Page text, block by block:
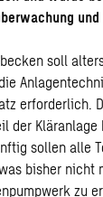
soll
erforderlich.
der
sollen alle
bisher
zu